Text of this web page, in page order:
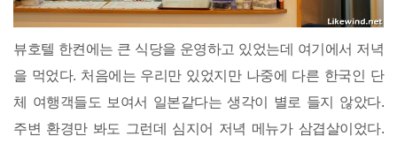
뷰호텔 한켠에는 큰 식당을 운영하고 있었는데 여기에서 저녁
을 먹었다. 처음에는 우리만 있었지만 나중에 다른 한국인 단
체 여행객들도 보여서 일본같다는 생각이 별로 들지 않았다.
주변 환경만 봐도 그런데 심지어 저녁 메뉴가 삼겹살이었다.